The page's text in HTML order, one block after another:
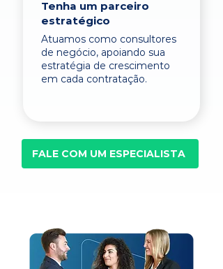
Tenha um parceiro
estratégico
Atuamos como consultores
de negócio, apoiando sua
estratégia de crescimento
em cada contratação.
FALE COM UM ESPECIALISTA